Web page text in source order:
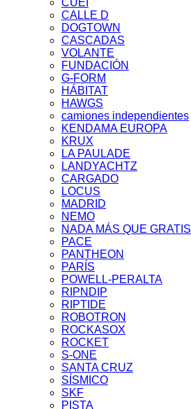
CUEI
CALLE D
DOGTOWN
CASCADAS
VOLANTE
FUNDACIÓN
G-FORM
HÁBITAT
HAWGS
camiones independientes
KENDAMA EUROPA
KRUX
LA PAULADE
LANDYACHTZ
CARGADO
LOCUS
MADRID
NEMO
NADA MÁS QUE GRATIS
PACE
PANTHEON
PARÍS
POWELL-PERALTA
RIPNDIP
RIPTIDE
ROBOTRON
ROCKASOX
ROCKET
S-ONE
SANTA CRUZ
SÍSMICO
SKF
PISTA